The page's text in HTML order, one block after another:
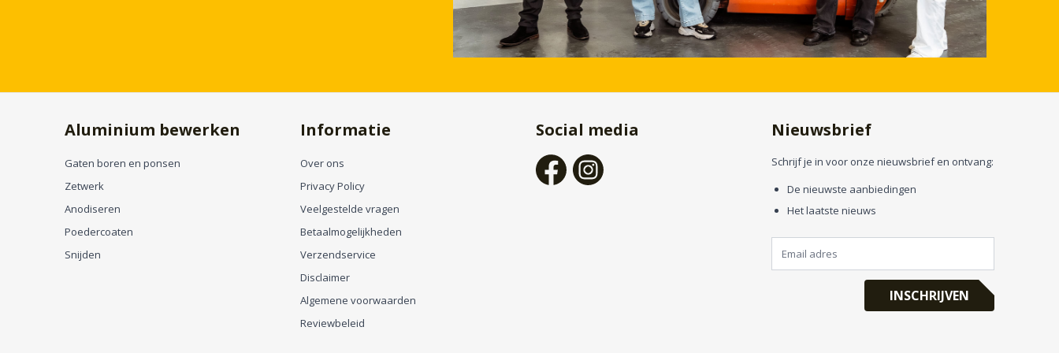
Aluminium bewerken
Gaten boren en ponsen
Zetwerk
Anodiseren
Poedercoaten
Snijden
Informatie
Over ons
Privacy Policy
Veelgestelde vragen
Betaalmogelijkheden
Verzendservice
Disclaimer
Algemene voorwaarden
Reviewbeleid
Social media Nieuwsbrief
Schrijf je in voor onze nieuwsbrief en ontvang:
De nieuwste aanbiedingen
Het laatste nieuws
INSCHRIJVEN